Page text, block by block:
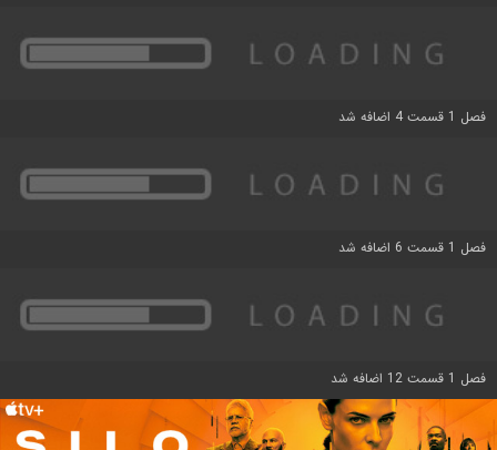
فصل 1 قسمت 4 اضافه شد
فصل 1 قسمت 6 اضافه شد
فصل 1 قسمت 12 اضافه شد